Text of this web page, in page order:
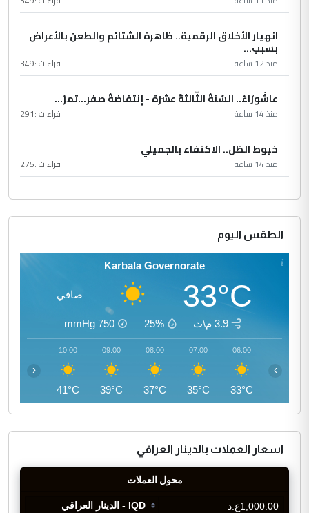
انهيار الأخلاق الرقمية.. ظاهرة الشتائم والطعن بالأعراض
بسبب...
منذ 12 ساعة قراءات :349
عاشُورْاءُ.. السّنَةُ الثّالثةَ عشَرَة - إِنتفاضةُ صفَر…تمرّ...
منذ 14 ساعة قراءات :291
خيوط الظل.. الاكتفاء بالجميلي
منذ 14 ساعة قراءات :275
الطقس اليوم
Karbala Governorate
33°C صافي
3.9 م\ث 25%
750
mmHg
06:00
33°C
07:00
35°C
08:00
37°C
09:00
39°C
10:00
41°C
‹ ›
اسعار العملات بالدينار العراقي